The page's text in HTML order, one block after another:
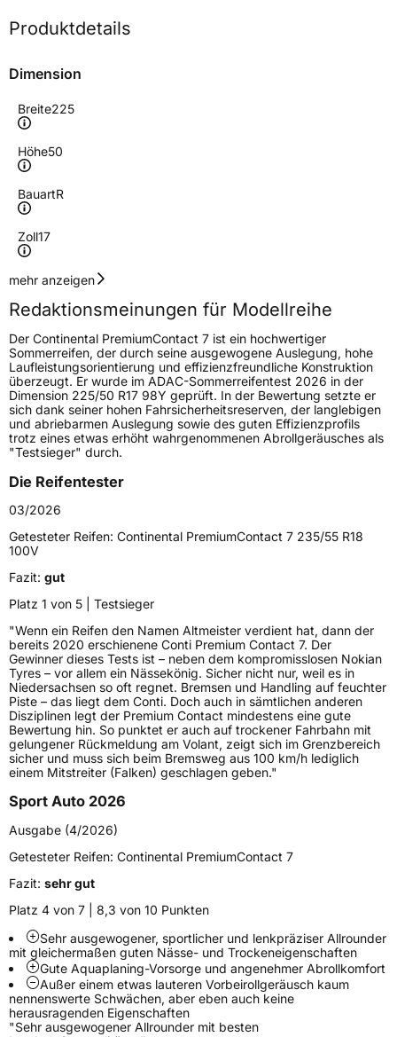
Produktdetails
Dimension
Breite225
Höhe50
BauartR
Zoll17
Geschwindigkeitsindex
Höchstgeschwindigkeit
300 km/h
Lastindex98
Höchstlast750 kg
Gewicht (in kg) 9,271 kg
Generelle Merkmale
FahrzeugtypPKW
Verwendung
ModellnamePremiumContact 7
Fahrzeugart
Weitere Eigenschaften
SchlauchtypTL
ZustandNeureifen
VerstärktXL
ElektroJa
EU Label
EffizienzC
NasshaftungA
Rollgeräusch (Klasse)B
mehr anzeigen
Redaktionsmeinungen für Modellreihe
Der Continental PremiumContact 7 ist ein hochwertiger
Sommerreifen, der durch seine ausgewogene Auslegung, hohe
Laufleistungsorientierung und effizienzfreundliche Konstruktion
überzeugt. Er wurde im ADAC-Sommerreifentest 2026 in der
Dimension 225/50 R17 98Y geprüft. In der Bewertung setzte er
sich dank seiner hohen Fahrsicherheitsreserven, der langlebigen
und abriebarmen Auslegung sowie des guten Effizienzprofils
trotz eines etwas erhöht wahrgenommenen Abrollgeräusches als
"Testsieger" durch.
Die Reifentester
03/2026
Getesteter Reifen: Continental PremiumContact 7 235/55 R18
100V
Fazit: gut
Platz 1 von 5 | Testsieger
"Wenn ein Reifen den Namen Altmeister verdient hat, dann der
bereits 2020 erschienene Conti Premium Contact 7. Der
Gewinner dieses Tests ist – neben dem kompromisslosen Nokian
Tyres – vor allem ein Nässekönig. Sicher nicht nur, weil es in
Niedersachsen so oft regnet. Bremsen und Handling auf feuchter
Piste – das liegt dem Conti. Doch auch in sämtlichen anderen
Disziplinen legt der Premium Contact mindestens eine gute
Bewertung hin. So punktet er auch auf trockener Fahrbahn mit
gelungener Rückmeldung am Volant, zeigt sich im Grenzbereich
sicher und muss sich beim Bremsweg aus 100 km/h lediglich
einem Mitstreiter (Falken) geschlagen geben."
Sport Auto 2026
Ausgabe (4/2026)
Getesteter Reifen: Continental PremiumContact 7
Fazit: sehr gut
Platz 4 von 7 | 8,3 von 10 Punkten
Sehr ausgewogener, sportlicher und lenkpräziser Allrounder
mit gleichermaßen guten Nässe- und Trockeneigenschaften
Gute Aquaplaning-Vorsorge und angenehmer Abrollkomfort
Außer einem etwas lauteren Vorbeirollgeräusch kaum
nennenswerte Schwächen, aber eben auch keine
herausragenden Eigenschaften
"Sehr ausgewogener Allrounder mit besten